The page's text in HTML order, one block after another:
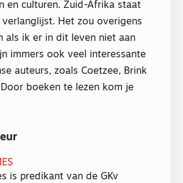
en culturen. Zuid-Afrika staat
Het zou overigens
als ik er in dit leven niet aan
immers ook veel interessante
auteurs, zoals Coetzee, Brink
boeken te lezen kom je
is predikant van de GKv